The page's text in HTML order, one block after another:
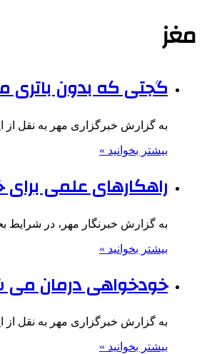
مغز
گجتی که بدون باتری
به گزارش خبرگزاری مهر به نقل از
بیشتر بخوانید »
راهکارهای علمی
به گزارش خبرنگار مهر، در
بیشتر بخوانید »
خودخواهی درمان
به گزارش خبرگزاری مهر به نقل از
بیشتر بخوانید »